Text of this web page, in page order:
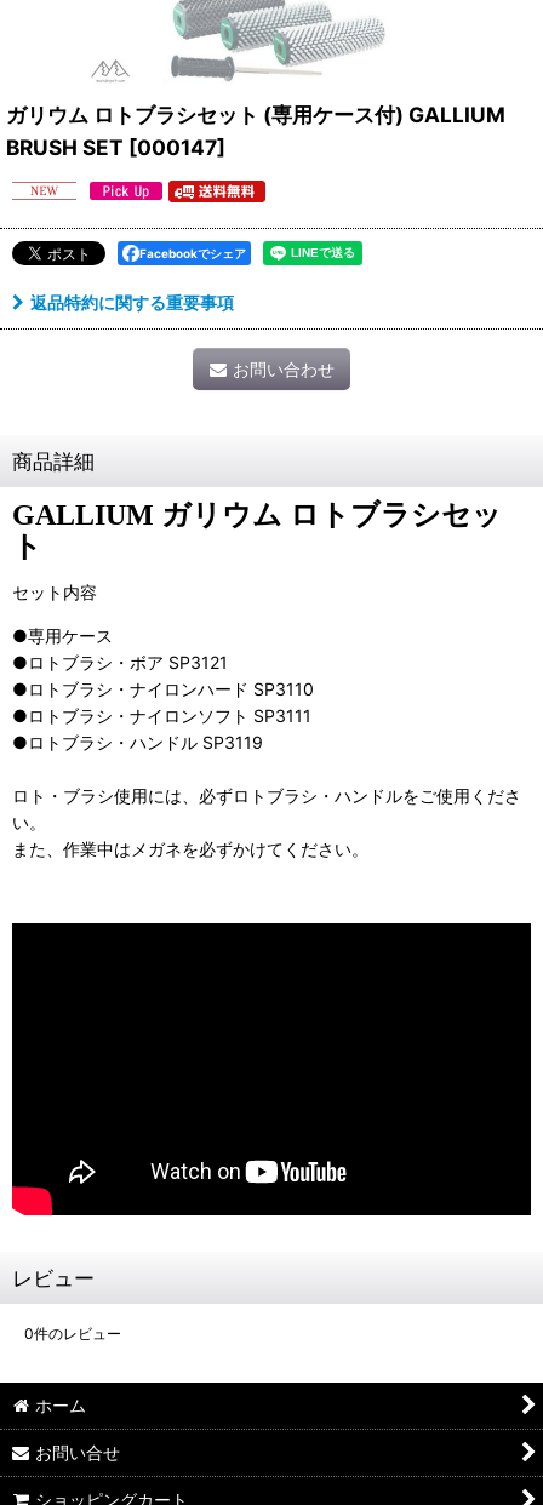
ガリウム ロトブラシセット (専用ケース付) GALLIUM
BRUSH SET [000147]
Facebookでシェア
返品特約に関する重要事項
お問い合わせ
商品詳細
GALLIUM ガリウム ロトブラシセッ
ト
セット内容
●専用ケース
●ロトブラシ・ボア SP3121
●ロトブラシ・ナイロンハード SP3110
●ロトブラシ・ナイロンソフト SP3111
●ロトブラシ・ハンドル SP3119
ロト・ブラシ使用には、必ずロトブラシ・ハンドルをご使用くださ
い。
また、作業中はメガネを必ずかけてください。
レビュー
0件のレビュー
ホーム
お問い合せ
ショッピングカート